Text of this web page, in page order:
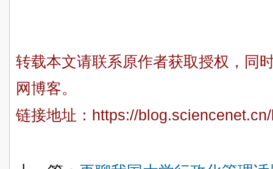
转载本文请联系原作者获取授权，同
网博客。
链接地址： https://